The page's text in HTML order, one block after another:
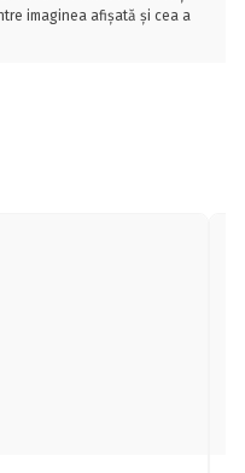
imaginea afișată și cea a